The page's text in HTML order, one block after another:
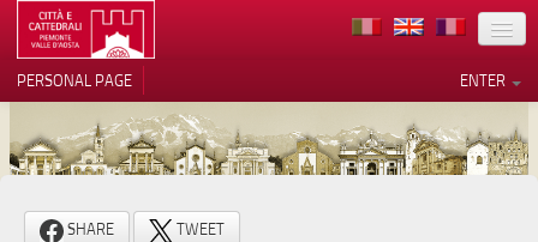
LOCATION
ARCHITECTURE
MUSEUMS
ENTER
PERSONAL PAGE
SHARE TWEET
Your Privacy Choices